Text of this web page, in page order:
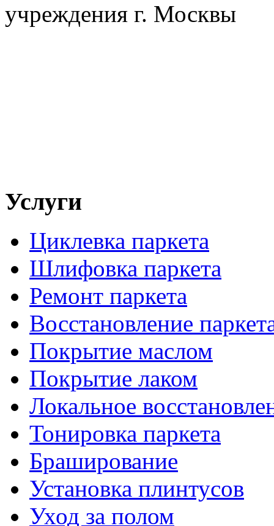
учреждения г. Москвы
Услуги
Циклевка паркета
Шлифовка паркета
Ремонт паркета
Восстановление
Покрытие маслом
Покрытие лаком
Локальное
Тонировка паркета
Браширование
Установка плинтусов
Уход за полом